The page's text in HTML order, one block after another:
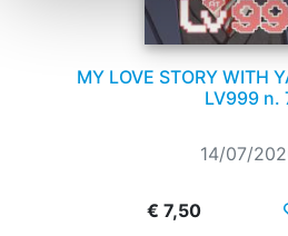
MY LOVE STORY WITH
LV999 n.
14/07/
€ 7,50